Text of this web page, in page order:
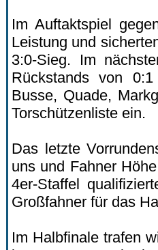
Im Auftaktspiel
Leistung und
3:0-Sieg. Im
Rückstands von
Busse, Quade,
Torschützenliste ein.
Das letzte
uns und Fahner
4er-Staffel
Großfahner für das
Im Halbfinale trafen